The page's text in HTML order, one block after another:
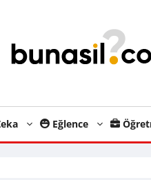
Eğlence